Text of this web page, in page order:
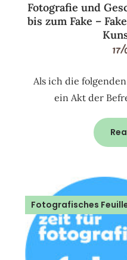
Fotografie und
bis zum Fake –
Als ich die
ein Akt der
Fotografisches